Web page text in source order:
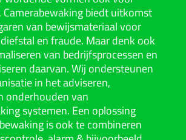
Camerabewaking biedt uitkomst
van bewijsmateriaal voor
en fraude. Maar denk ook
van bedrijfsprocessen en
daarvan. Wij ondersteunen
in het adviseren,
onderhouden van
systemen. Een oplossing
is ook te combineren